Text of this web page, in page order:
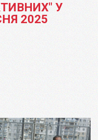
У
2025